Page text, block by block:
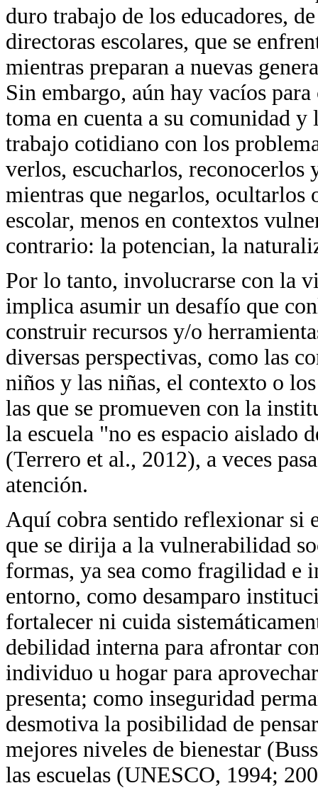
duro trabajo de los educadores,
directoras escolares, que se
mientras preparan a nuevas
Sin embargo, aún hay vacíos
toma en cuenta a su comunidad
trabajo cotidiano con los
verlos, escucharlos, reconocerlos
mientras que negarlos,
escolar, menos en contextos
contrario: la potencian, la
Por lo tanto, involucrarse con la
implica asumir un desafío que
construir recursos y/o
diversas perspectivas, como las
niños y las niñas, el contexto o
las que se promueven con la
la escuela "no es espacio aislado
(Terrero et al., 2012), a veces
atención.
Aquí cobra sentido reflexionar si
que se dirija a la vulnerabilidad
formas, ya sea como fragilidad e
entorno, como desamparo
fortalecer ni cuida
debilidad interna para afrontar
individuo u hogar para
presenta; como inseguridad
desmotiva la posibilidad de
mejores niveles de bienestar
las escuelas (UNESCO, 1994;